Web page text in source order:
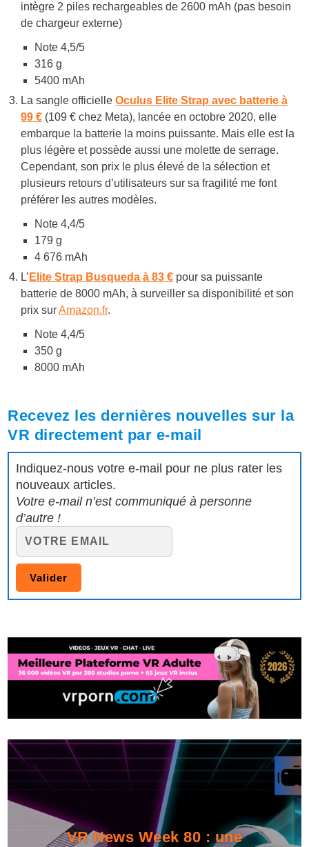
intègre 2 piles rechargeables de 2600 mAh (pas besoin
de chargeur externe)
Note 4,5/5
316 g
5400 mAh
La sangle officielleOculus Elite Strap avec batterie à
99 € (109 € chez Meta), lancée en octobre 2020, elle
embarque la batterie la moins puissante. Mais elle est la
plus légère et possède aussi une molette de serrage.
Cependant, son prix le plus élevé de la sélection et
plusieurs retours d’utilisateurs sur sa fragilité me font
préférer les autres modèles.
Note 4,4/5
179 g
4 676 mAh
L’ Elite Strap Busqueda à 83 € pour sa puissante
batterie de 8000 mAh, à surveiller sa disponibilité et son
prix surAmazon.fr.
Note 4,4/5
350 g
8000 mAh
Recevez les dernières nouvelles sur la
VR directement par e-mail
Indiquez-nous votre e-mail pour ne plus rater les
nouveaux articles.
Votre e-mail n’est communiqué à personne
d’autre !
VR News Week 80 : une